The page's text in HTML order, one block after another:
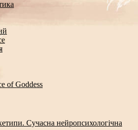
of Goddess
Сучасна нейропсихологічна